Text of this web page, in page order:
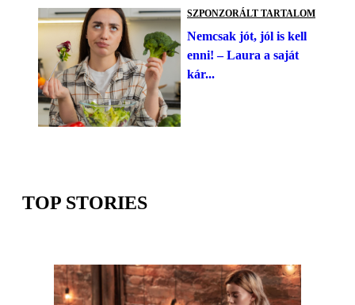
SZPONZORÁLT TARTALOM
Nemcsak jót, jól is kell
enni! – Laura a saját
kár...
TOP STORIES